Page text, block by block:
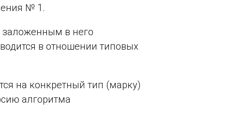
№ 1.
заложенным в него
в отношении типовых
на конкретный тип (марку)
алгоритма